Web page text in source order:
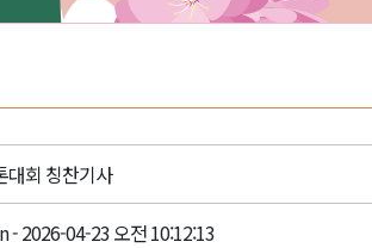
대회 칭찬기사
- 2026-04-23 오전 10:12:13